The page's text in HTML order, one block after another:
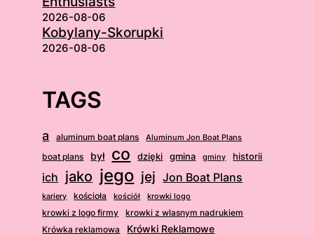
2026-08-06
Kobylany-Skorupki
2026-08-06
TAGS
a aluminum boat plans Aluminum Jon Boat Plans
boat plans był co dzięki gmina gminy historii
ich jako jego jej Jon Boat Plans
kariery kościoła kościół krowki logo
krowki z logo firmy
krowki z wlasnym nadrukiem
Krówka reklamowa
Krówki Reklamowe